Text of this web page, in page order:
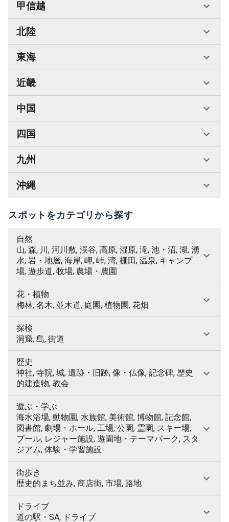
甲信越
北陸
東海
近畿
中国
四国
九州
沖縄
スポットをカテゴリから探す
自然
山, 森, 川, 河川敷, 渓谷, 高原, 湿原, 滝, 池・沼, 湖, 湧
水, 岩・地層, 海岸, 岬, 峠, 湾, 棚田, 温泉, キャンプ
場, 遊歩道, 牧場, 農場・農園
花・植物
梅林, 名木, 並木道, 庭園, 植物園, 花畑
探検
洞窟, 島, 街道
歴史
神社, 寺院, 城, 遺跡・旧跡, 像・仏像, 記念碑, 歴史
的建造物, 教会
遊ぶ・学ぶ
海水浴場, 動物園, 水族館, 美術館, 博物館, 記念館,
図書館, 劇場・ホール, 工場, 公園, 霊園, スキー場,
プール, レジャー施設, 遊園地・テーマパーク, スタ
ジアム, 体験・学習施設
街歩き
歴史的まち並み, 商店街, 市場, 路地
ドライブ
道の駅・SA, ドライブ